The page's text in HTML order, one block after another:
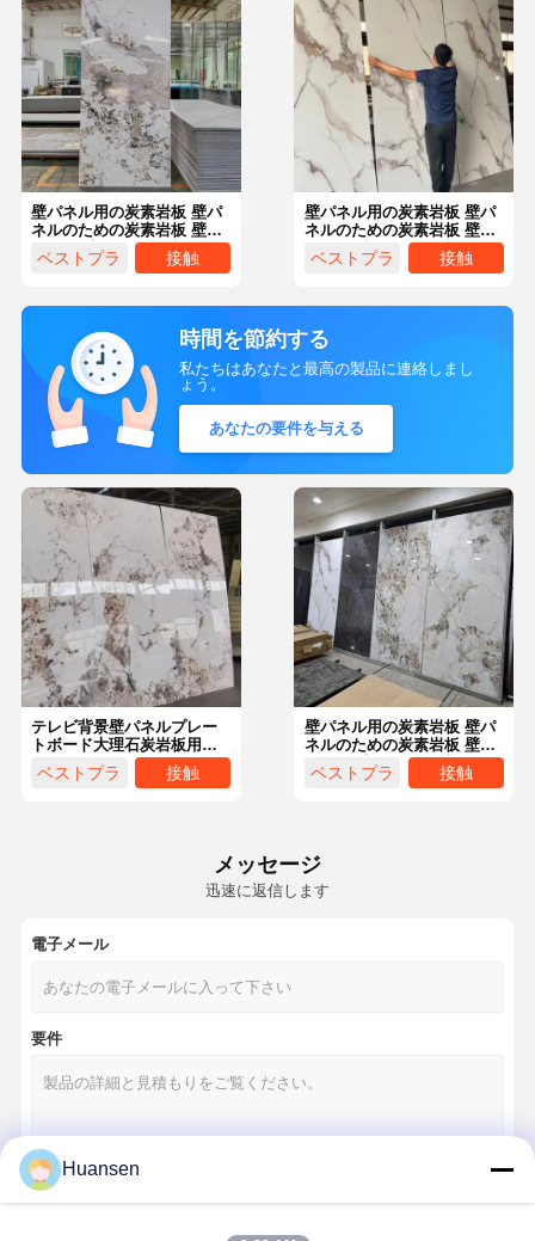
ホーム
壁パネル用の炭素岩板 壁パ
ネルのための炭素岩板 壁パ
ネル用 壁パネル用 壁パネル
用 壁パネル用 壁パネル用
ベストプラ
接触
壁パネル用の炭素岩板 壁パ
ネルのための炭素岩板 壁パ
ネル用 壁パネル用 壁パネル
用 壁パネル用 壁パネル用
ベストプラ
接触
時間を節約する
私たちはあなたと最高の製品に連絡しまし
ょう。
あなたの要件を与える
壁パネル用の炭素岩板 壁パ
ネルのための炭素岩板 壁パ
ネル用 壁パネル用 壁パネル
用 壁パネル用 壁パネル用
ベストプラ
接触
テレビ背景壁パネルプレー
トボード大理石炭岩板用大
理石モダンネロマルキーナ
炭岩板価格
ベストプラ
接触
メッセージ
迅速に返信します
電子メール
要件
Huansen